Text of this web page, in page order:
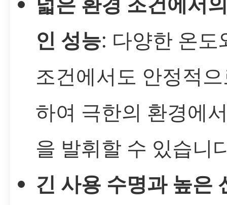
인 성능: 다양한 온도
조건에서도 안정적
하여 극한의 환경에
을 발휘할 수 있습니
긴 사용 수명과 높은